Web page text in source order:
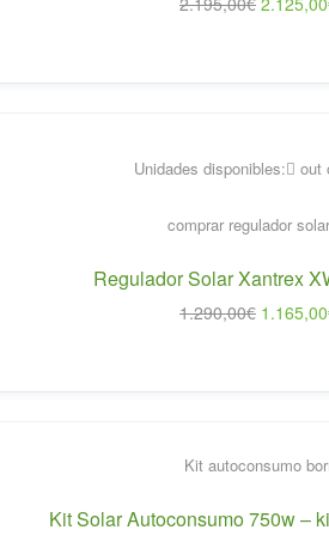
Unidades disponibles: out
Regulador Solar Xantrex
1.290,00€ El
1.165,00
Kit Solar Autoconsumo 750w –